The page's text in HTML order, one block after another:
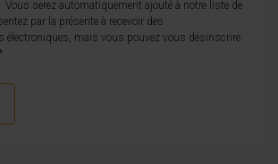
. Vous serez automatiquement ajouté à notre liste de
par la présente à recevoir des
électroniques, mais vous pouvez vous désinscrire